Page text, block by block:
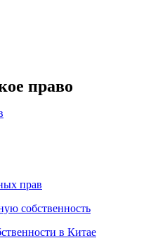
право
прав
собственность
в Китае